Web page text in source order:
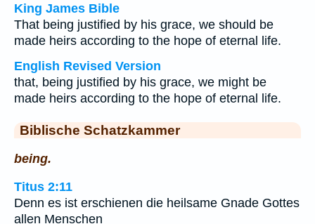
King James Bible
That being justified by his grace, we should be
made heirs according to the hope of eternal life.
English Revised Version
that, being justified by his grace, we might be
made heirs according to the hope of eternal life.
Biblische Schatzkammer
being.
Titus 2:11
Denn es ist erschienen die heilsame Gnade Gottes
allen Menschen